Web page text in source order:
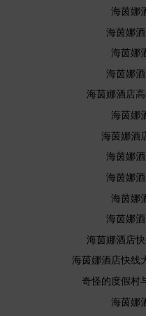
海茵娜
海茵娜
海茵娜
海茵娜
海茵娜酒店
海茵娜
海茵娜酒
海茵娜
海茵娜
海茵娜
海茵娜
海茵娜酒店
海茵娜酒店快线
奇怪的度假村
海茵娜